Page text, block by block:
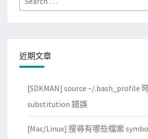
for:
近期文章
[SDKMAN] source ~/.bash_profile
substitution 錯誤
[Mac/Linux] 搜尋有哪些檔案